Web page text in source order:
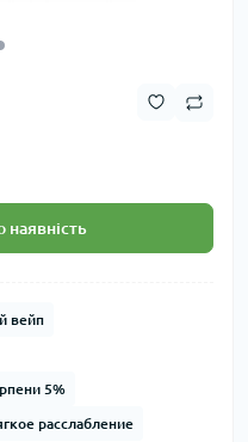
вейп
5%
расслабление